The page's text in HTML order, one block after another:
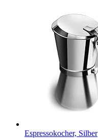
Espressokocher, Silber